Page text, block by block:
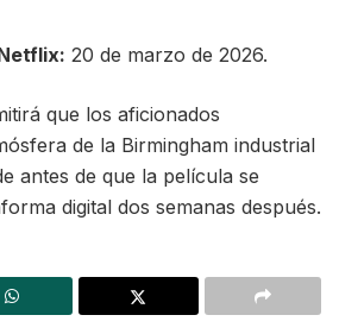
20 de marzo de 2026.
que los aficionados
de la Birmingham industrial
antes de que la película se
digital dos semanas después.